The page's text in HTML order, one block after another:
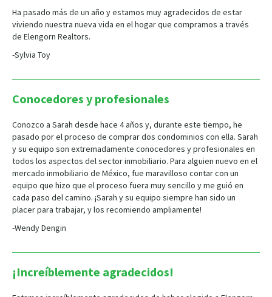
Ha pasado más de un año y estamos muy agradecidos de estar
viviendo nuestra nueva vida en el hogar que compramos a través
de Elengorn Realtors.
-Sylvia Toy
Conocedores y profesionales
Conozco a Sarah desde hace 4 años y, durante este tiempo, he
pasado por el proceso de comprar dos condominios con ella. Sarah
y su equipo son extremadamente conocedores y profesionales en
todos los aspectos del sector inmobiliario. Para alguien nuevo en el
mercado inmobiliario de México, fue maravilloso contar con un
equipo que hizo que el proceso fuera muy sencillo y me guió en
cada paso del camino. ¡Sarah y su equipo siempre han sido un
placer para trabajar, y los recomiendo ampliamente!
-Wendy Dengin
¡Increíblemente agradecidos!